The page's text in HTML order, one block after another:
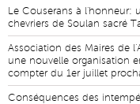
Le Couserans à l'honneur:
chevriers de Soulan sacré
Association des Maires de
une nouvelle organisation
compter du 1er juillet
Conséquences des